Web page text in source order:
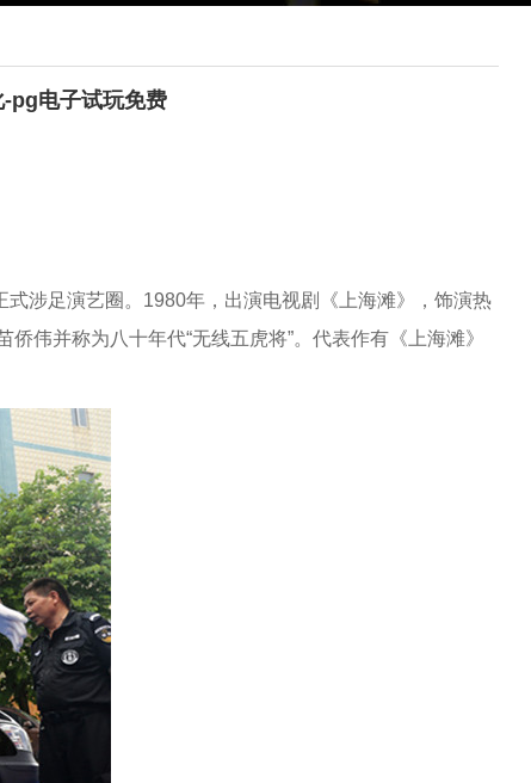
pg电子试玩免费
涉足演艺圈。1980年，出演电视剧《上海滩》，饰演热
伟并称为八十年代“无线五虎将”。代表作有《上海滩》